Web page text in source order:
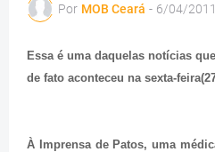
Por MOB Ceará - 6/04/
Essa é uma daquelas notícias
de fato aconteceu na sexta-
À Imprensa de Patos, uma